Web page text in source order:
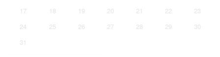
17
18 19 20 21 22
23
24
25 26 27 28 29
30
31